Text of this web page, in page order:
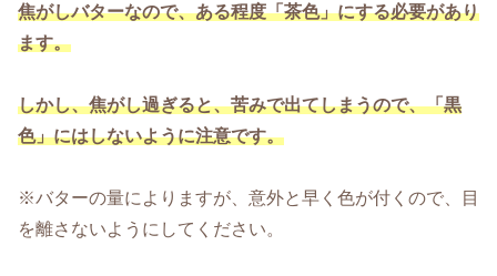
焦がしバターなので、ある程度「茶色」にする必要があり
ます。
しかし、焦がし過ぎると、苦みで出てしまうので、「黒
色」にはしないように注意です。
※バターの量によりますが、意外と早く色が付くので、目
を離さないようにしてください。